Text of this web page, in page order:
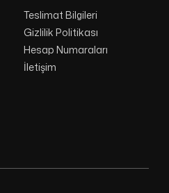
Teslimat Bilgileri
Gizlilik Politikası
Hesap Numaraları
İletişim